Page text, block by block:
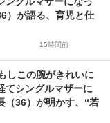
）が語る、育児と仕
15時間前
しこの腕がきれいに
シングルマザーに
（36）が明かす、“若